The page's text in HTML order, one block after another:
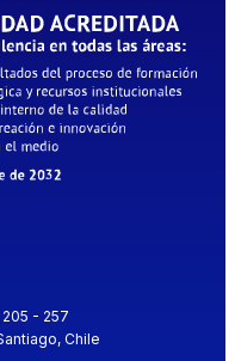
- 257
Chile